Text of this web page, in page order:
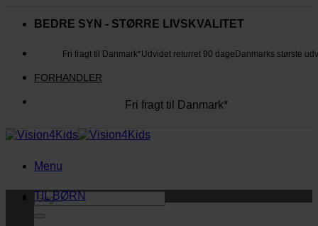
BEDRE SYN - STØRRE LIVSKVALITET
Fri fragt til Danmark*Udvidet returret 90 dage Danmarks største
FORHANDLER
Fri fragt til Danmark*
Menu
Søg
efter:
TIL BØRN